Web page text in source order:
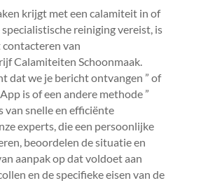
krijgt met een calamiteit in of
reiniging vereist, is
contacteren van
Calamiteiten Schoonmaak.​
dat we je bericht ontvangen ” of
is of een andere methode ”
van snelle en efficiënte
experts, die een persoonlijke
beoordelen de situatie en
aanpak op dat voldoet aan
en de specifieke eisen van de